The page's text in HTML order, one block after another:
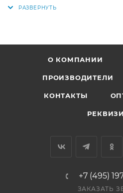
Состав: соль морская,
душистый, лавровый лист,
Купить в интернет-
О КОМПАНИИ
ПРОИЗВОДИТЕЛИ
КОНТАКТЫ
+7 (495)
ЗАКАЗАТЬ